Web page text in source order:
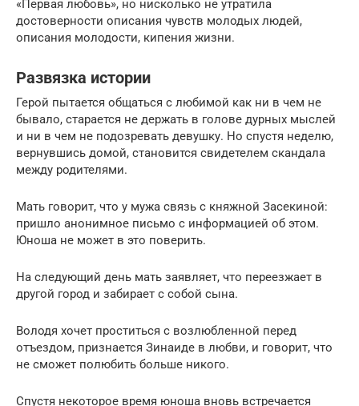
«Первая любовь», но нисколько не утратила
достоверности описания чувств молодых людей,
описания молодости, кипения жизни.
Развязка истории
Герой пытается общаться с любимой как ни в чем не
бывало, старается не держать в голове дурных мыслей
и ни в чем не подозревать девушку. Но спустя неделю,
вернувшись домой, становится свидетелем скандала
между родителями.
Мать говорит, что у мужа связь с княжной Засекиной:
пришло анонимное письмо с информацией об этом.
Юноша не может в это поверить.
На следующий день мать заявляет, что переезжает в
другой город и забирает с собой сына.
Володя хочет проститься с возлюбленной перед
отъездом, признается Зинаиде в любви, и говорит, что
не сможет полюбить больше никого.
Спустя некоторое время юноша вновь встречается